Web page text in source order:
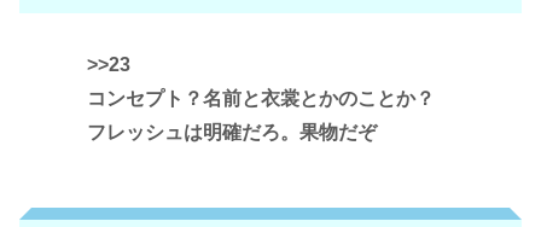
>>23
コンセプト？名前と衣裳とかのことか？
フレッシュは明確だろ。果物だぞ